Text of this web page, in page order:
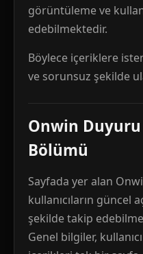
görüntüleme ve
edebilmektedir.
Böylece içeriklere
ve sorunsuz şekilde
Onwin Duyuru
Bölümü
Sayfada yer alan
kullanıcıların güncel
şekilde takip
Genel bilgiler,